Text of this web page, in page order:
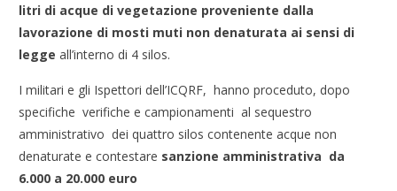
litri di acque di vegetazione proveniente dalla
lavorazione di mosti muti non denaturata ai sensi di
legge all’interno di 4 silos.
I militari e gli Ispettori dell’ICQRF, hanno proceduto, dopo
specifiche verifiche e campionamenti al sequestro
amministrativo dei quattro silos contenente acque non
denaturate e contestare sanzione amministrativa da
6.000 a 20.000 euro